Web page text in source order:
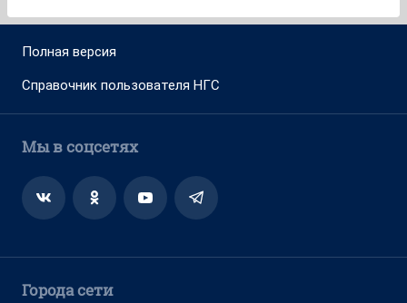
Полная версия
Справочник пользователя НГС
Мы в соцсетях
Города сети